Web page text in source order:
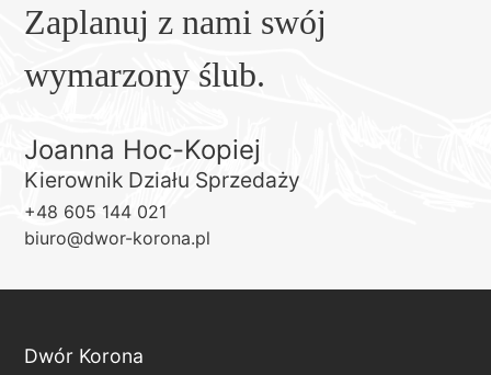
Zaplanuj z nami swój
wymarzony ślub.
Joanna Hoc-Kopiej
Kierownik Działu Sprzedaży
+48 605 144 021
biuro@dwor-korona.pl
Dwór Korona